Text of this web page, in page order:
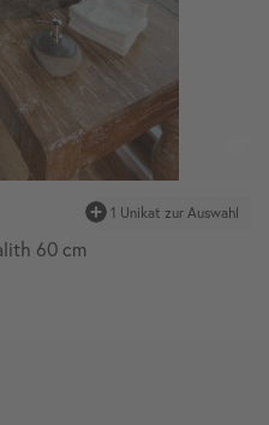
1 Unikat zur Auswahl
60 cm